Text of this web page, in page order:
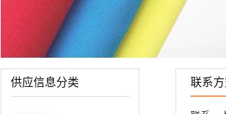
供应信息分类 联系